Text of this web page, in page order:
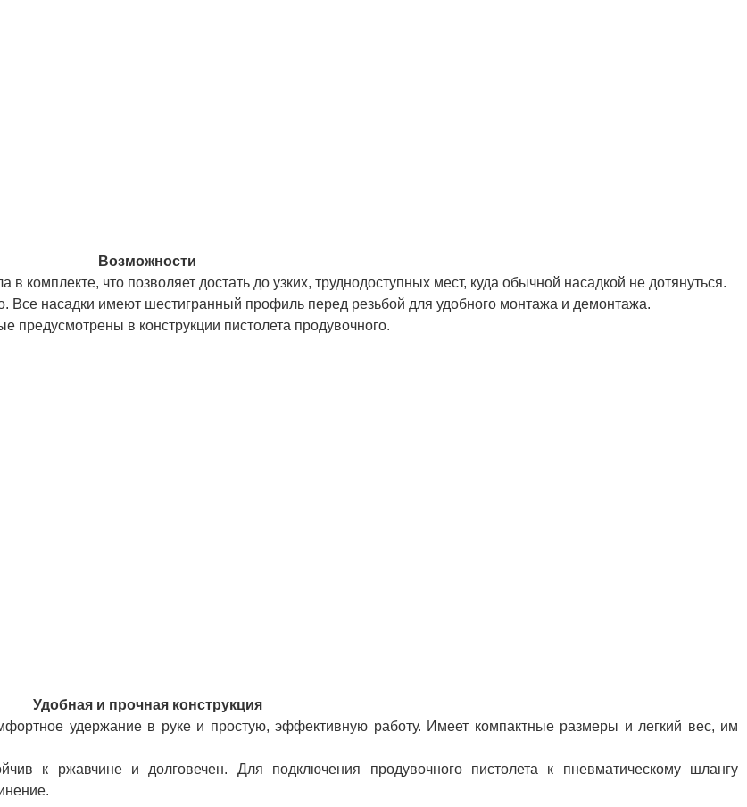
Возможности
комплекте, что позволяет достать до узких, труднодоступных мест, куда обычной насадкой не дотянуться.
Все насадки имеют шестигранный профиль перед резьбой для удобного монтажа и демонтажа.
предусмотрены в конструкции пистолета продувочного.
Удобная и прочная конструкция
удержание в руке и простую, эффективную работу. Имеет компактные размеры и легкий вес, им
к ржавчине и долговечен. Для подключения продувочного пистолета к пневматическому шлангу